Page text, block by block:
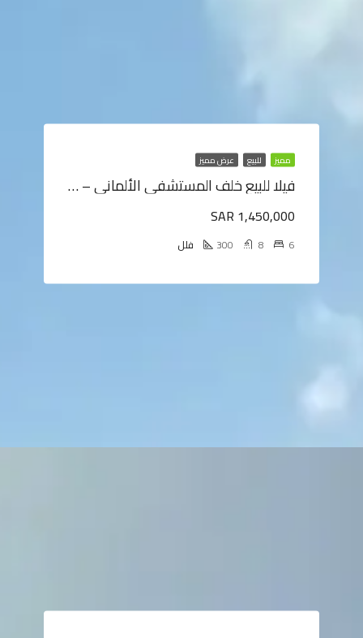
مميز للبيع عرض مميز
فيلا للبيع خلف المستشفى الألماني – فلل للبيع خميس مشيط
SAR 1,450,000
6
8
300 فلل